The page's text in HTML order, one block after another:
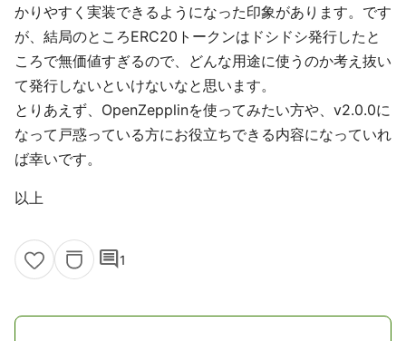
かりやすく実装できるようになった印象があります。です
が、結局のところERC20トークンはドシドシ発行したと
ころで無価値すぎるので、どんな用途に使うのか考え抜い
て発行しないといけないなと思います。
とりあえず、OpenZepplinを使ってみたい方や、v2.0.0に
なって戸惑っている方にお役立ちできる内容になっていれ
ば幸いです。
以上
comment1